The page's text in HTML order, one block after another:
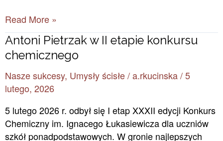
Read More »
Antoni Pietrzak w II etapie konkursu
chemicznego
Nasze sukcesy, Umysły ścisłe/a.rkucinska/5
lutego, 2026
5 lutego 2026 r. odbył się I etap XXXII edycji Konkurs
Chemiczny im. Ignacego Łukasiewicza dla uczniów
szkół ponadpodstawowych. W gronie najlepszych
Antoni
Pietrzak
II
etapie
chemicznego